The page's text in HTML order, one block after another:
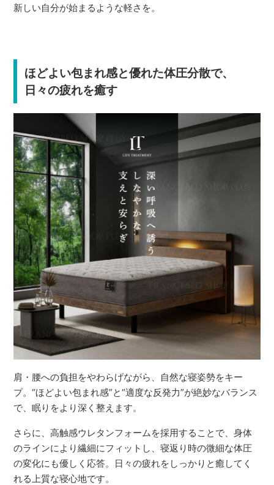
新しい自分が始まるような軽さを。
ほどよい包まれ感と優れた体圧分散で、
日々の疲れを癒す
肩・腰への負担をやわらげながら、自然な寝姿勢をキー
プ。“ほどよい包まれ感”と“適度な反発力”が絶妙なバランス
で、眠りをより深く整えます。
さらに、高触感ウレタンフォームを採用することで、身体
のラインにより繊細にフィットし、寝返り時の微細な体圧
の変化にも優しく応答。日々の疲れをしっかりと癒してく
れる上質な寝心地です。